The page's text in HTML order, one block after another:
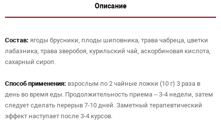
Описание
Состав: ягоды брусники, плоды шиповника, трава чабреца, цветки
лабазника, трава зверобоя, курильский чай, аскорбиновая кислота,
сахарный сироп.
Способ применения: взрослым по 2 чайные ложки (10 г) 3 раза в
день во время еды. Продолжительность приема – 3-4 недели, затем
следует сделать перерыв 7-10 дней. Заметный терапевтический
эффект наступает после 3-4 курсов.